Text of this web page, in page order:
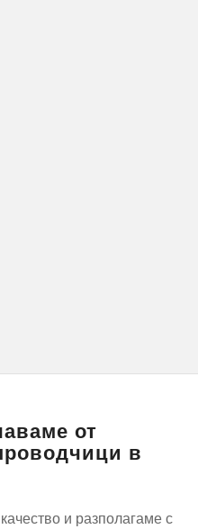
от
в
и разполагаме с